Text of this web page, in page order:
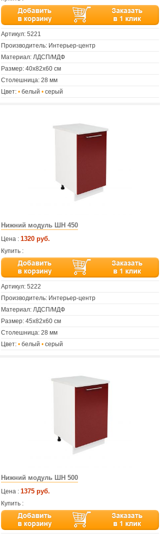
Артикул: 5221
Производитель: Интерьер-центр
Материал: ЛДСП/МДФ
Размер: 40х82х60 см
Столешница: 28 мм
Цвет: • белый • серый
Нижний модуль ШН 450
Цена : 1320 руб.
Купить :
Артикул: 5222
Производитель: Интерьер-центр
Материал: ЛДСП/МДФ
Размер: 45х82х60 см
Столешница: 28 мм
Цвет: • белый • серый
Нижний модуль ШН 500
Цена : 1375 руб.
Купить :